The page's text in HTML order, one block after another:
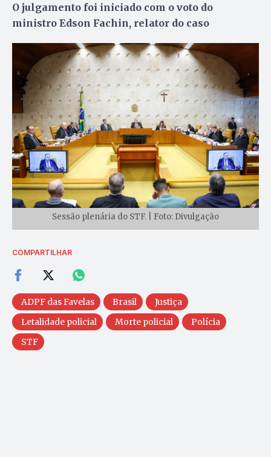
O julgamento foi iniciado com o voto do
ministro Edson Fachin, relator do caso
Sessão plenária do STF. | Foto: Divulgação
COMPARTILHAR
ADPF das Favelas Brasil
Justiça
Letalidade policial
Morte policial
Polícia
STF